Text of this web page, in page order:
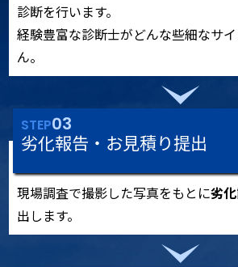
診断を行います。
経験豊富な診断士がどんな些細なサ
ん。
STEP03
劣化報告・お見積り提出
現場調査で撮影した写真をもとに劣
出します。